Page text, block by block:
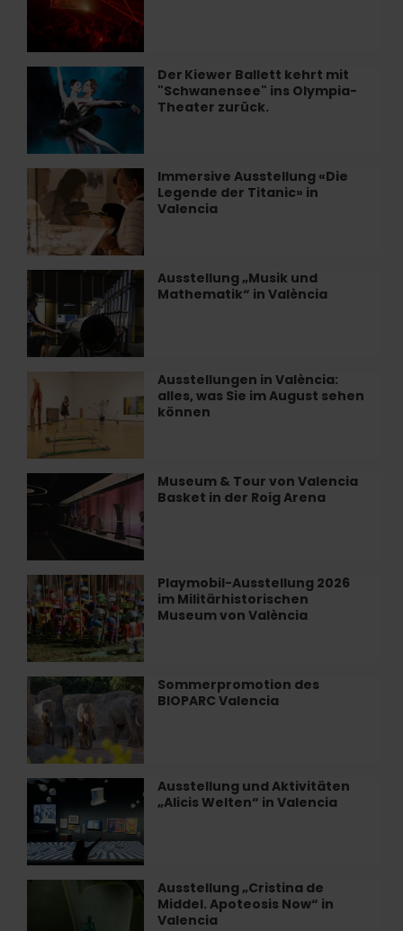
samstags
im
Restaurant
Alegal
València
Der Kiewer Ballett kehrt mit
"Schwanensee" ins Olympia-
Theater zurück.
Der Kiewer
Ballett
"Schwanensee"
ins
Olympia-
zurück.
Immersive Ausstellung «Die
Legende der Titanic» in
Valencia
Immersive
Ausstellung
«Die
Legende
der
Titanic»
in
Valencia
Ausstellung „Musik und
Mathematik“ in València
Ausstellung
„Musik
und
Mathematik“
in
València
Ausstellungen in València:
alles, was Sie im August sehen
können
Ausstellungen
in
València:
alles,
was
Sie
im
August
sehen
Museum & Tour von Valencia
Basket in der Roig Arena
Museum
&
Valencia
Basket
in
der
Roig
Arena
Playmobil-Ausstellung 2026
im Militärhistorischen
Museum von València
Playmobil-
Ausstellung
2026
im
Militärhistorischen
Museum
von
València
Sommerpromotion des
BIOPARC Valencia
Sommerpromotion
des
BIOPARC
Valencia
Ausstellung und Aktivitäten
„Alicis Welten“ in Valencia
Ausstellung
und
Aktivitäten
„Alicis
Welten“
in
Ausstellung „Cristina de
Middel. Apoteosis Now“ in
Valencia